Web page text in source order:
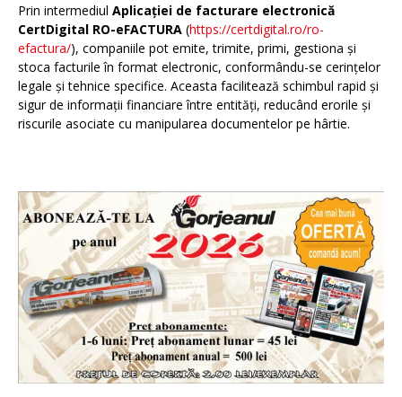
Prin intermediul Aplicației de facturare electronică
CertDigital RO-eFACTURA (https://certdigital.ro/ro-
efactura/), companiile pot emite, trimite, primi, gestiona și
stoca facturile în format electronic, conformându-se cerințelor
legale și tehnice specifice. Aceasta facilitează schimbul rapid și
sigur de informații financiare între entități, reducând erorile și
riscurile asociate cu manipularea documentelor pe hârtie.